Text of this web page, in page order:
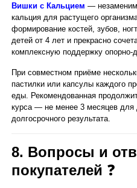
Вишки с Кальцием —
кальция для растущего
формирование костей, зубов,
детей от 4 лет и прекрасно
комплексную поддержку опорно-
При совместном приёме
пастилки или капсулы каждого
еды. Рекомендованная
курса — не менее 3 месяцев для
долгосрочного результата.
8. Вопросы и
покупателей ❓